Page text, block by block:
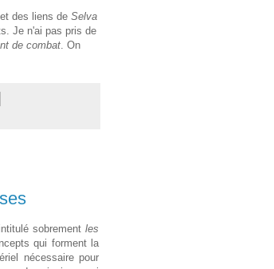
des liens de Selva
Je n'ai pas pris de
de combat. On
sobrementles
qui forment la
nécessaire pour